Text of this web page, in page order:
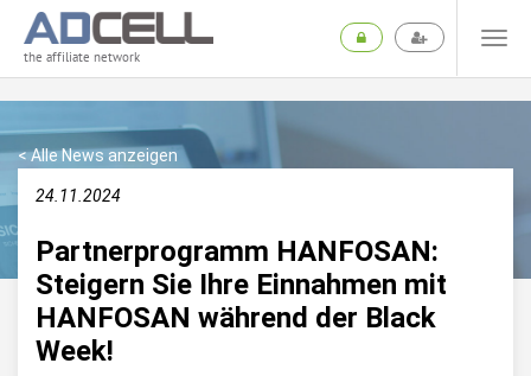
the affiliate network
< Alle News anzeigen
24.11.2024
Partnerprogramm HANFOSAN:
Steigern Sie Ihre Einnahmen mit
HANFOSAN während der Black
Week!